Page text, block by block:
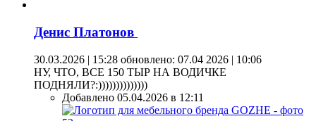
Денис Платонов
30.03.2026 | 15:28 обновлено: 07.04 2026 | 10:06
НУ, ЧТО, ВСЕ 150 ТЫР НА ВОДИЧКЕ
ПОДНЯЛИ?:))))))))))))))
Добавлено 05.04.2026 в 12:11